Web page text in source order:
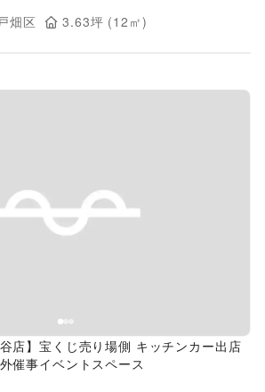
畑区 3.63坪 (12 ㎡)
店】宝くじ売り場側 キッチンカー出店
催事イベントスペース